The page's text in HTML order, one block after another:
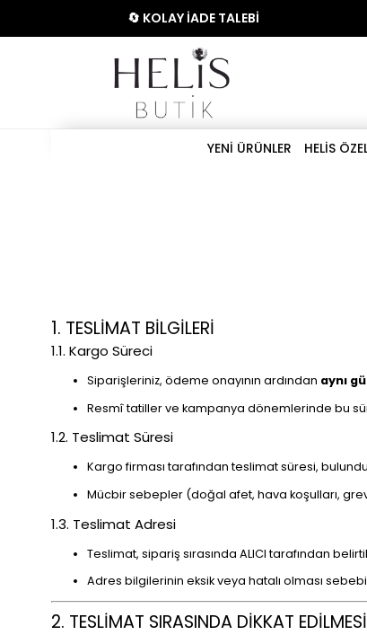
🔄 KOLAY İADE TALEBİ
YENİ ÜRÜNLER HELİS
1. TESLİMAT BİLGİLERİ
1.1. Kargo Süreci
Siparişleriniz, ödeme onayının ardından aynı
Resmî tatiller ve kampanya dönemlerinde bu
1.2. Teslimat Süresi
Kargo firması tarafından teslimat süresi,
Mücbir sebepler (doğal afet, hava koşulları,
1.3. Teslimat Adresi
Teslimat, sipariş sırasında ALICI tarafından
Adres bilgilerinin eksik veya hatalı olması
2. TESLİMAT SIRASINDA DİKKAT EDİLMESİ